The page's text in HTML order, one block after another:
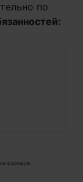
по